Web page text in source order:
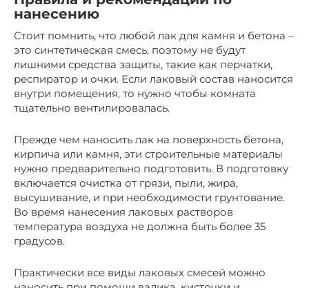
нанесению
Стоит помнить, что любой лак для камня и бетона –
это синтетическая смесь, поэтому не будут
лишними средства защиты, такие как перчатки,
респиратор и очки. Если лаковый состав наносится
внутри помещения, то нужно чтобы комната
тщательно вентилировалась.
Прежде чем наносить лак на поверхность бетона,
кирпича или камня, эти строительные материалы
нужно предварительно подготовить. В подготовку
включается очистка от грязи, пыли, жира,
высушивание, и при необходимости грунтование.
Во время нанесения лаковых растворов
температура воздуха не должна быть более 35
градусов.
Практически все виды лаковых смесей можно